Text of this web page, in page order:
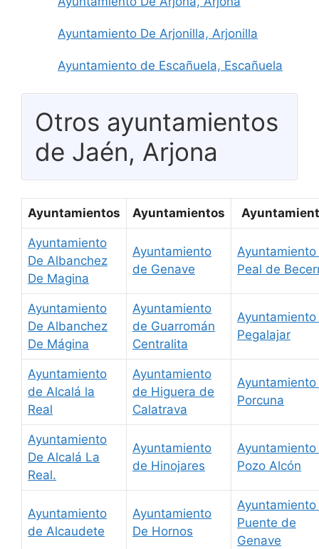
Ayuntamiento De Arjonilla, Arjonilla
Ayuntamiento de Escañuela, Escañuela
Otros ayuntamientos
de Jaén, Arjona
Ayuntamientos Ayuntamientos
Ayuntamiento
De Albanchez
De Magina
Ayuntamiento
de Genave
Peal de
Ayuntamiento
De Albanchez
De Mágina
Ayuntamiento
de Guarromán
Centralita
Pegalajar
Ayuntamiento
de Alcalá la
Real
Ayuntamiento
de Higuera de
Calatrava
Porcuna
Ayuntamiento
De Alcalá La
Real.
Ayuntamiento
de Hinojares
Pozo Alcón
Ayuntamiento
de Alcaudete
Ayuntamiento
De Hornos
Puente de
Genave